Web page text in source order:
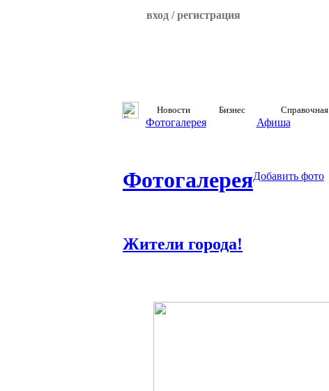
вход / регистрация
Новости Бизнес Справочная
Фотогалерея
Афиша
ФотогалереяДобавить фото
Жители города!